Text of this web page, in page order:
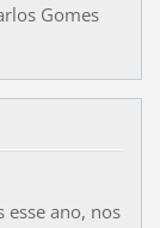
Gomes
esse ano, nos